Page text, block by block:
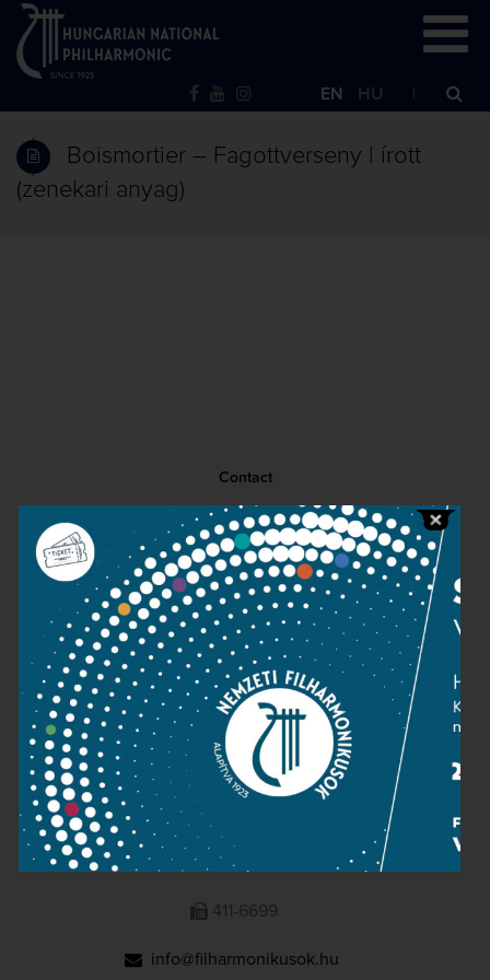
EN HU
Boismortier – Fagottverseny | írott
(zenekari anyag)
Contact
Public information
Press room
Terms and privacy
Imprint
NATIONAL PHILHARMONIC
1095 Budapest, Komor Marcell u. 1. (Müpa)
411-6600
411-6699
info@filharmonikusok.hu